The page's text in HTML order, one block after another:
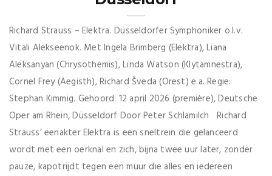
Richard Strauss – Elektra. Düsseldorfer Symphoniker o.l.v.
Vitali Alekseenok. Met Ingela Brimberg (Elektra), Liana
Aleksanyan (Chrysothemis), Linda Watson (Klytämnestra),
Cornel Frey (Aegisth), Richard Šveda (Orest) e.a. Regie:
Stephan Kimmig. Gehoord: 12 april 2026 (première), Deutsche
Oper am Rhein, Düsseldorf Door Peter Schlamilch Richard
Strauss’ eenakter Elektra is een sneltrein die gelanceerd
wordt met een oerknal en zich, bijna twee uur later, zonder
pauze, kapotrijdt tegen een muur die alles en iedereen